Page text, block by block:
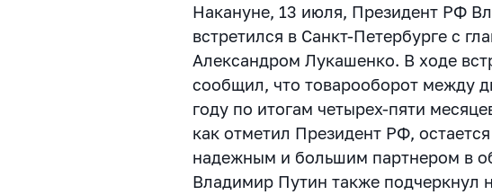
Накануне, 13 июля, Президент РФ
встретился в Санкт-Петербурге с
Александром Лукашенко. В ходе
сообщил, что товарооборот между
году по итогам четырех-пяти
как отметил Президент РФ,
надежным и большим партнером в
Владимир Путин также подчеркнул